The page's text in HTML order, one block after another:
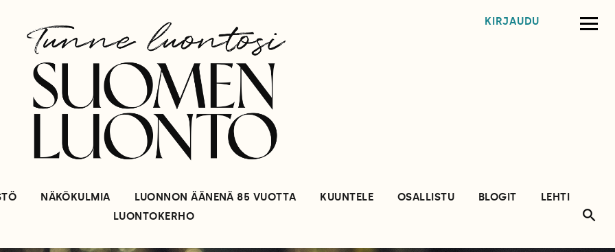
KIRJAUDU
NÄKÖKULMIA LUONNON ÄÄNENÄ 85 VUOTTA KUUNTELE OSALLISTU BLOGIT
LEHTI
LUONTOKERHO